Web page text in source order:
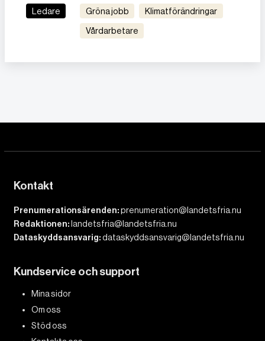
Ledare gröna jobb Klimatförändringar
vårdarbetare
Kontakt
Prenumerationsärenden:prenumeration@landetsfria.nu
Redaktionen: landetsfria@landetsfria.nu
Dataskyddsansvarig:dataskyddsansvarig@landetsfria.nu
Kundservice och support
Mina sidor
Om oss
Stöd oss